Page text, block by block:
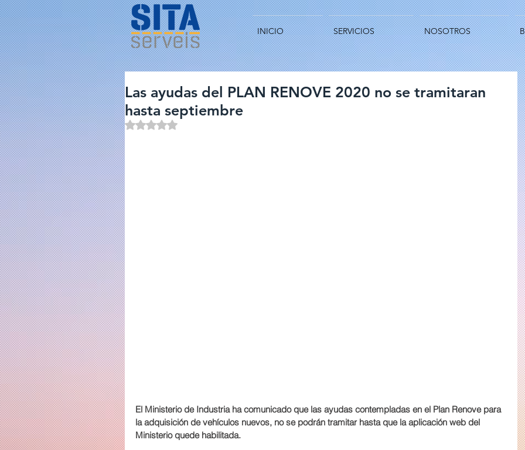
INICIO SERVICIOS NOSOTROS
Las ayudas del PLAN RENOVE 2020 no se tramitaran
hasta septiembre
Obtuvo NaN de 5 estrellas.
El Ministerio de Industria ha comunicado que las ayudas contempladas en el Plan Renove para
la adquisición de vehículos nuevos, no se podrán tramitar hasta que la aplicación web del
Ministerio quede habilitada.